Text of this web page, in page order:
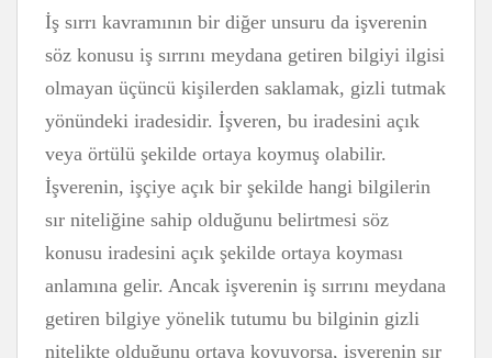
İş sırrı kavramının bir diğer unsuru da işverenin
söz konusu iş sırrını meydana getiren bilgiyi ilgisi
olmayan üçüncü kişilerden saklamak, gizli tutmak
yönündeki iradesidir. İşveren, bu iradesini açık
veya örtülü şekilde ortaya koymuş olabilir.
İşverenin, işçiye açık bir şekilde hangi bilgilerin
sır niteliğine sahip olduğunu belirtmesi söz
konusu iradesini açık şekilde ortaya koyması
anlamına gelir. Ancak işverenin iş sırrını meydana
getiren bilgiye yönelik tutumu bu bilginin gizli
nitelikte olduğunu ortaya koyuyorsa, işverenin sır